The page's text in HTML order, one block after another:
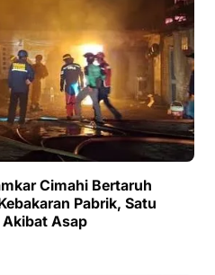
Cimahi Bertaruh
Pabrik, Satu
Asap